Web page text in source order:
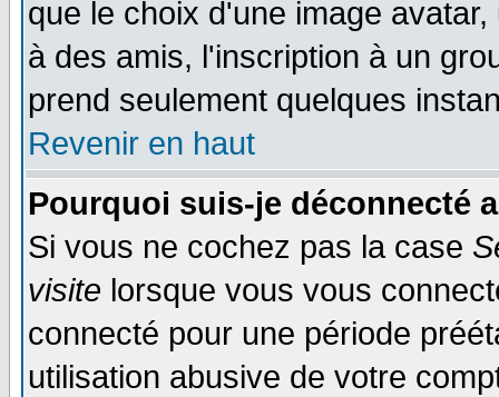
que le choix d'une image
à des amis, l'inscription à un
prend seulement quelques
Revenir en haut
Pourquoi suis-je déconnecté
Si vous ne cochez pas la case
visite lorsque vous vous
connecté pour une période
utilisation abusive de votre